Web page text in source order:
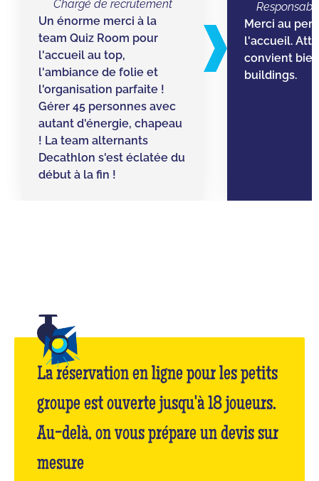
Chargé de recrutement
Un énorme merci à la
team Quiz Room pour
l'accueil au top,
l'ambiance de folie et
l'organisation parfaite !
Gérer 45 personnes avec
autant d'énergie, chapeau
! La team alternants
Decathlon s'est éclatée du
début à la fin !
Merci au
l'accueil.
convient
buildings.
La réservation en ligne pour les petits
groupe est ouverte jusqu'à 18 joueurs.
Au-delà, on vous prépare un devis sur
mesure